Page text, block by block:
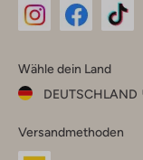
Instagram
Facebook
Wähle dein Land
DEUTSCHLAND
dein
Land
Versandmethoden